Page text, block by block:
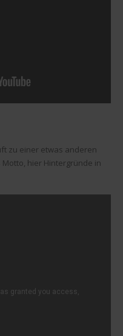
zu einer etwas anderen
Motto, hier Hintergründe in